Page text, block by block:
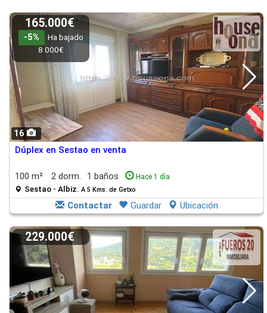
16
165.000€
-5%
Ha bajado
8.000€
Dúplex en Sestao en venta
100 m² 2 dorm. 1 baños Hace 1 día
Sestao - Albiz. A 5 Kms. de Getxo
Contactar Guardar Ubicación
229.000€